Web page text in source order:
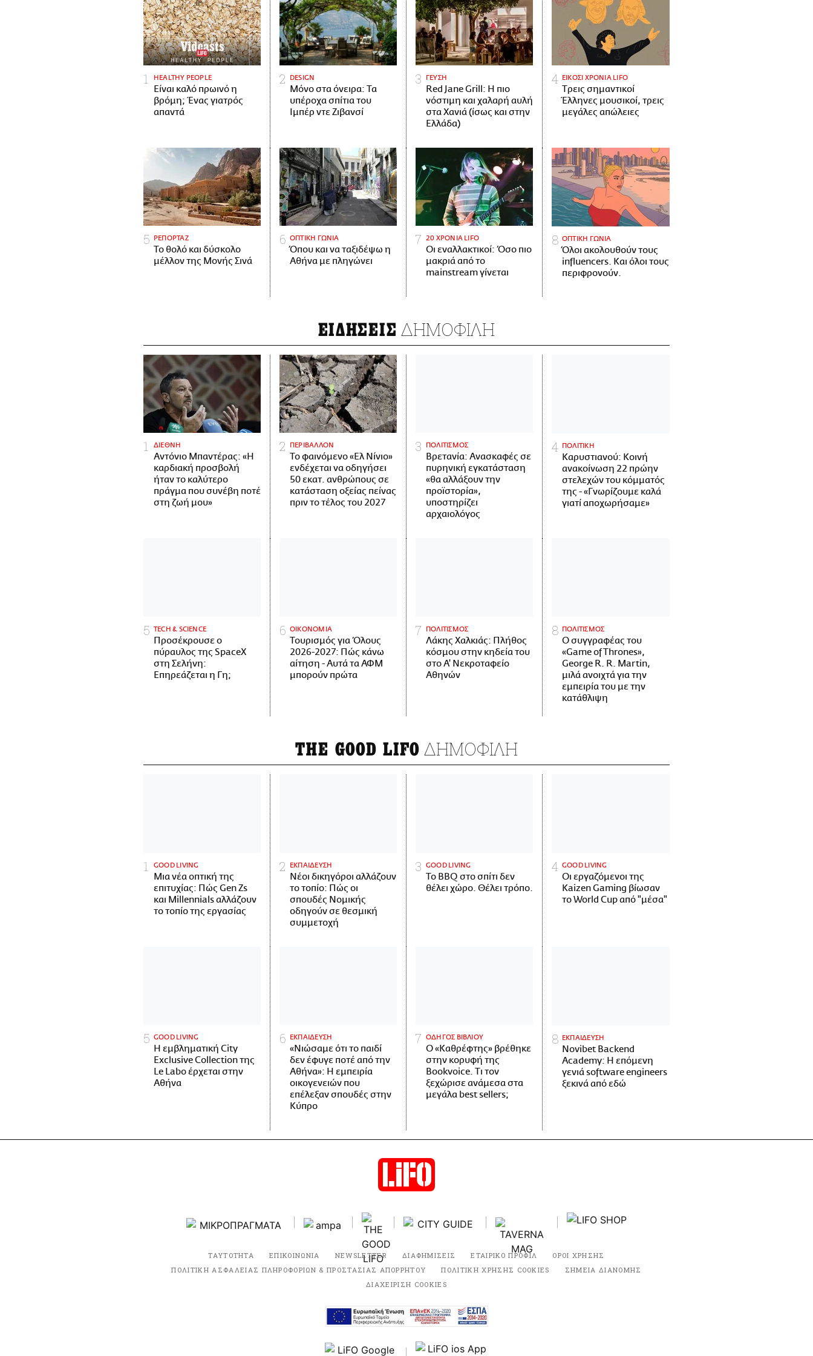
HEALTHY PEOPLE
Είναι καλό πρωινό η
βρόμη; Ένας γιατρός
απαντά
DESIGN
Μόνο στα όνειρα: Τα
υπέροχα σπίτια του
Ιμπέρ ντε Ζιβανσί
ΓΕΥΣΗ
Red Jane Grill: Η πιο
νόστιμη και χαλαρή αυλή
στα Χανιά (ίσως και στην
Ελλάδα)
ΕΙΚΟΣΙ ΧΡΟΝΙΑ LIFO
Tρεις σημαντικοί
Έλληνες μουσικοί, τρεις
μεγάλες απώλειες
ΡΕΠΟΡΤΑΖ
Το θολό και δύσκολο
μέλλον της Μονής Σινά
ΟΠΤΙΚΗ ΓΩΝΙΑ
Όπου και να ταξιδέψω η
Αθήνα με πληγώνει
20 ΧΡΟΝΙΑ LIFO
Οι εναλλακτικοί: Όσο πιο
μακριά από το
mainstream γίνεται
ΟΠΤΙΚΗ ΓΩΝΙΑ
Όλοι ακολουθούν τους
influencers. Και όλοι τους
περιφρονούν.
ΕΙΔΗΣΕΙΣ ΔΗΜΟΦΙΛΗ
ΔΙΕΘΝΗ
Αντόνιο Μπαντέρας: «Η
καρδιακή προσβολή
ήταν το καλύτερο
πράγμα που συνέβη ποτέ
στη ζωή μου»
ΠΕΡΙΒΑΛΛΟΝ
Το φαινόμενο «Ελ Νίνιο»
ενδέχεται να οδηγήσει
50 εκατ. ανθρώπους σε
κατάσταση οξείας πείνας
πριν το τέλος του 2027
ΠΟΛΙΤΙΣΜΟΣ
Βρετανία: Ανασκαφές σε
πυρηνική εγκατάσταση
«θα αλλάξουν την
προϊστορία»,
υποστηρίζει
αρχαιολόγος
ΠΟΛΙΤΙΚΗ
Καρυστιανού: Κοινή
ανακοίνωση 22 πρώην
στελεχών του κόμματός
της - «Γνωρίζουμε καλά
γιατί αποχωρήσαμε»
ΤECH & SCIENCE
Προσέκρουσε ο
πύραυλος της SpaceX
στη Σελήνη:
Επηρεάζεται η Γη;
ΟΙΚΟΝΟΜΙΑ
Τουρισμός για Όλους
2026-2027: Πώς κάνω
αίτηση - Αυτά τα ΑΦΜ
μπορούν πρώτα
ΠΟΛΙΤΙΣΜΟΣ
Λάκης Χαλκιάς: Πλήθος
κόσμου στην κηδεία του
στο Α' Νεκροταφείο
Αθηνών
ΠΟΛΙΤΙΣΜΟΣ
Ο συγγραφέας του
«Game of Thrones»,
George R. R. Martin,
μιλά ανοιχτά για την
εμπειρία του με την
κατάθλιψη
THE GOOD LIFO ΔΗΜΟΦΙΛΗ
GOOD LIVING
Μια νέα οπτική της
επιτυχίας: Πώς Gen Zs
και Millennials αλλάζουν
το τοπίο της εργασίας
ΕΚΠΑΙΔΕΥΣΗ
Νέοι δικηγόροι αλλάζουν
το τοπίο: Πώς οι
σπουδές Νομικής
οδηγούν σε θεσμική
συμμετοχή
GOOD LIVING
Το BBQ στο σπίτι δεν
θέλει χώρο. Θέλει τρόπο.
GOOD LIVING
Οι εργαζόμενοι της
Kaizen Gaming βίωσαν
το World Cup από "μέσα"
GOOD LIVING
Η εμβληματική City
Exclusive Collection της
Le Labo έρχεται στην
Αθήνα
ΕΚΠΑΙΔΕΥΣΗ
«Νιώσαμε ότι το παιδί
δεν έφυγε ποτέ από την
Αθήνα»: Η εμπειρία
οικογενειών που
επέλεξαν σπουδές στην
Κύπρο
ΟΔΗΓΟΣ ΒΙΒΛΙΟΥ
Ο «Καθρέφτης» βρέθηκε
στην κορυφή της
Bookvoice. Τι τον
ξεχώρισε ανάμεσα στα
μεγάλα best sellers;
ΕΚΠΑΙΔΕΥΣΗ
Novibet Backend
Academy: Η επόμενη
γενιά software engineers
ξεκινά από εδώ
ΤΑΥΤΟΤΗΤΑ ΕΠΙΚΟΙΝΩΝΙΑ NEWSLETTER ΔΙΑΦΗΜΙΣΕΙΣ ΕΤΑΙΡΙΚΟ ΠΡΟΦΙΛ
ΟΡΟΙ ΧΡΗΣΗΣ
ΠΟΛΙΤΙΚΗ ΑΣΦΑΛΕΙΑΣ ΠΛΗΡΟΦΟΡΙΩΝ & ΠΡΟΣΤΑΣΙΑΣ ΑΠΟΡΡΗΤΟΥ
ΠΟΛΙΤΙΚΗ ΧΡΗΣΗΣ COOKIES
ΣΗΜΕΙΑ ΔΙΑΝΟΜΗΣ
ΔΙΑΧΕΙΡΙΣΗ COOKIES